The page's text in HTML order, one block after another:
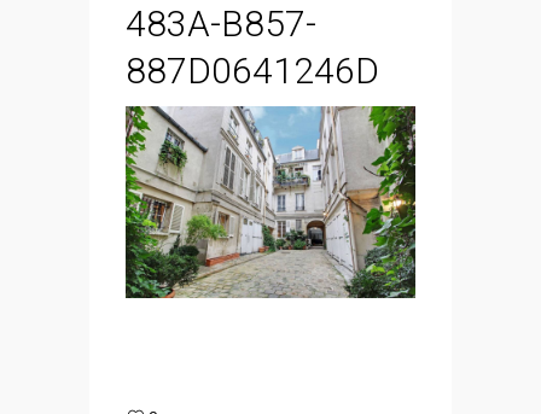
483A-B857-
887D0641246D